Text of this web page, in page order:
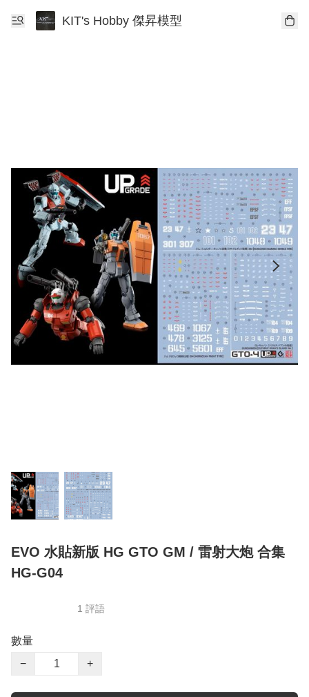
KIT's Hobby 傑昇模型
EVO 水貼新版 HG GTO GM / 雷射大炮 合集
HG-G04
1 評語
數量
−
+